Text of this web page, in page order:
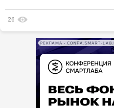
26
РЕКЛАМА • CONFA.SMART-